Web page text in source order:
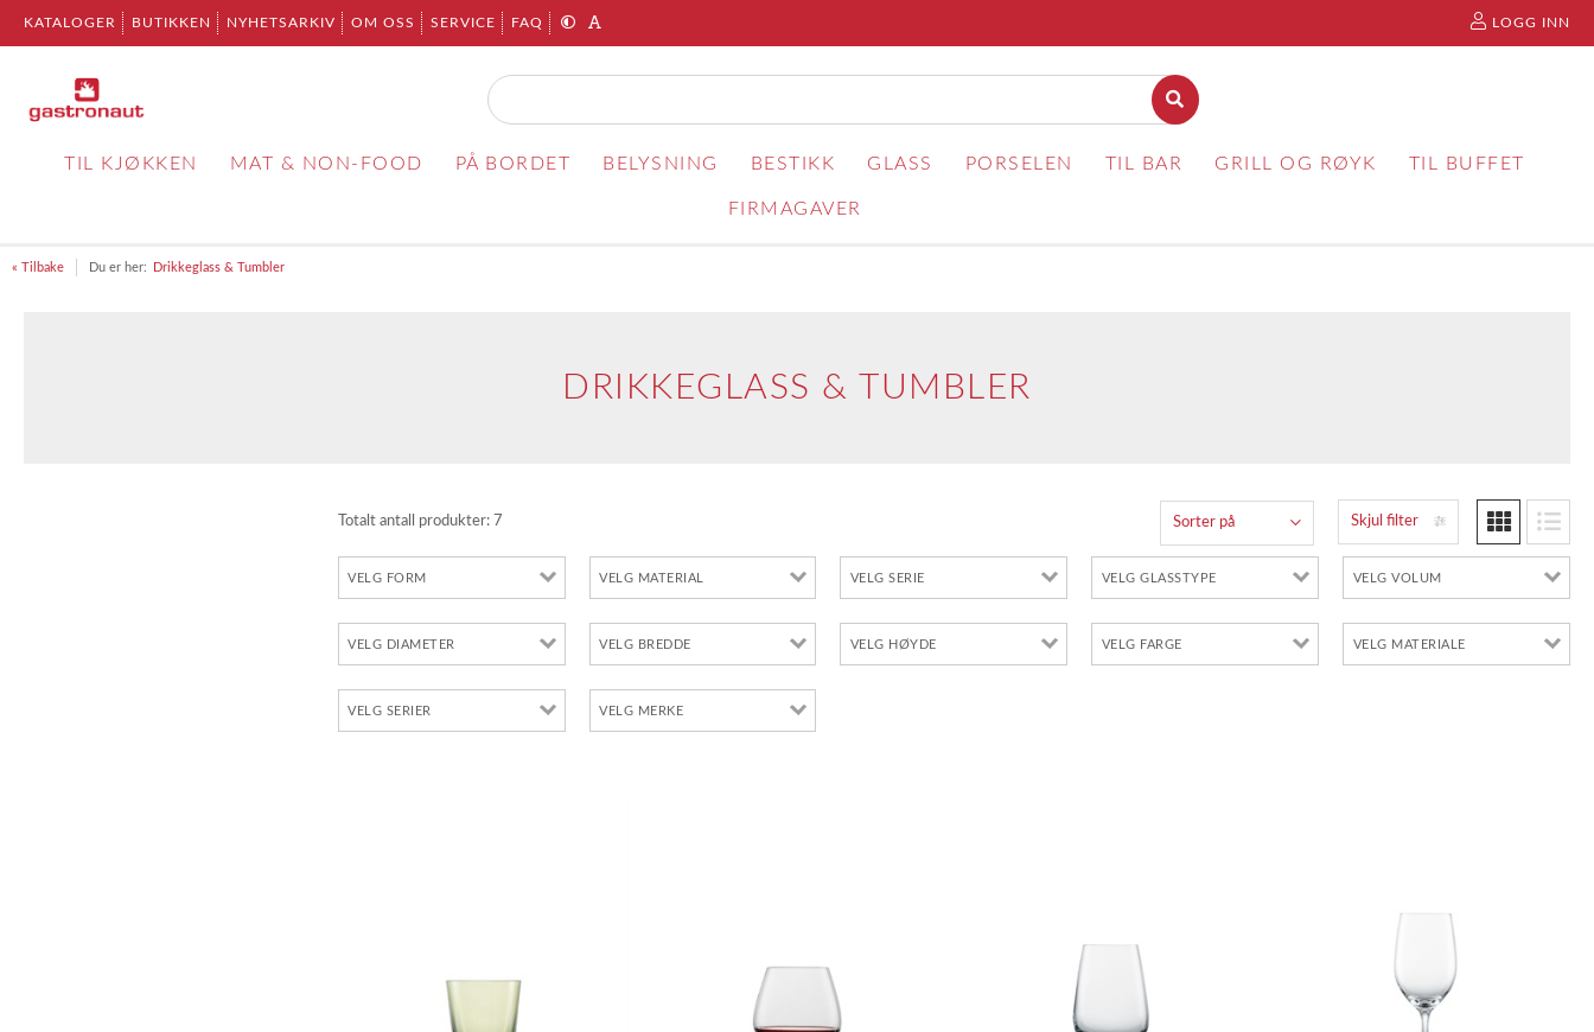
KATALOGER BUTIKKEN NYHETSARKIV OM OSS SERVICE FAQ LOGG INN
TIL KJØKKEN MAT & NON-FOOD PÅ BORDET BELYSNING BESTIKK GLASS PORSELEN TIL BAR GRILL OG RØYK TIL BUFFET
FIRMAGAVER
« Tilbake Du er her: Drikkeglass & Tumbler
DRIKKEGLASS & TUMBLER
Totalt antall produkter: 7 Skjul filter
Sorter på